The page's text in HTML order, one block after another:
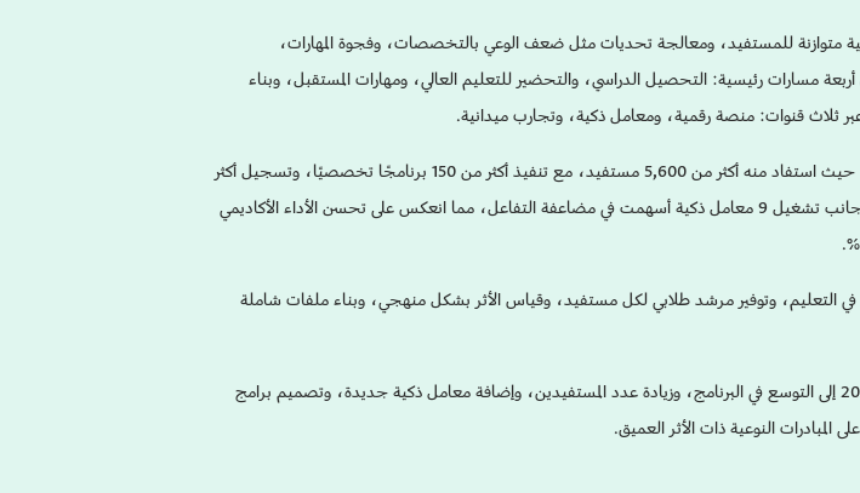
متوازنة للمستفيد، ومعالجة تحديات مثل ضعف الوعي بالتخصصات، وفجوة المهارات،
مسارات رئيسية: التحصيل الدراسي، والتحضير للتعليم العالي، ومهارات المستقبل، وبناء
ثلاث قنوات: منصة رقمية، ومعامل ذكية، وتجارب ميدانية.
وحقق البرنامج نتائج ملموسة، حيث استفاد منه أكثر من 5,600 مستفيد، مع تنفيذ أكثر من 150 برنامجًا تخصصيًا، وتسجيل أكثر
من 75,000 نشاط تدريبي، إلى جانب تشغيل 9 معامل ذكية أسهمت في مضاعفة التفاعل، مما انعكس على تحسن الأداء الأكاديمي
في التعليم، وتوفير مرشد طلابي لكل مستفيد، وقياس الأثر بشكل منهجي، وبناء ملفات شاملة
وتتطلع الجمعية خلال عام 2026 إلى التوسع في البرنامج، وزيادة عدد المستفيدين، وإضافة معامل ذكية جديدة، وتصميم برامج
المبادرات النوعية ذات الأثر العميق.